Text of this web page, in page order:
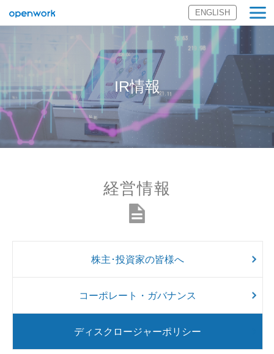
ENGLISH
IR情報
経営情報
株主･投資家の皆様へ
コーポレート・ガバナンス
ディスクロージャーポリシー